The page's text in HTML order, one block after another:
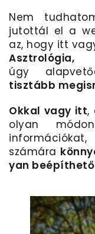
Nem
jutottál el a
az, hogy itt
Asztrológia,
úgy
tisztább
Okkal vagy itt,
olyan
számára
yan